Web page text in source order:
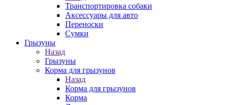
Транспортировка собаки
Аксессуары для авто
Переноски
Сумки
Грызуны
Назад
Грызуны
Корма для грызунов
Назад
Корма для грызунов
Корма